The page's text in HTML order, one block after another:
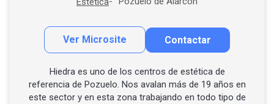
Ver Microsite Contactar
Contactar por correo
Hiedra es uno de los centros de estética de
referencia de Pozuelo. Nos avalan más de 19 años en
este sector y en esta zona trabajando en todo tipo de